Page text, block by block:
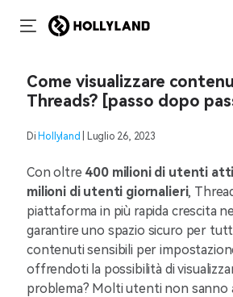
Come visualizzare
Threads? [passo dopo
Di Hollyland | Luglio 26, 2023
Con oltre 400 milioni di utenti
milioni di utenti giornalieri,
piattaforma in più rapida crescita
garantire uno spazio sicuro per
contenuti sensibili per
offrendoti la possibilità di
problema? Molti utenti non sanno